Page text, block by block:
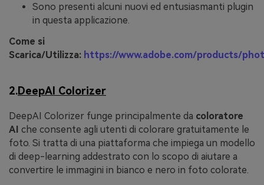
Sono presenti alcuni nuovi ed entusiasmanti plugin
in questa applicazione.
Come si
Scarica/Utilizza: https://www.adobe.com/products/
2.DeepAI Colorizer
DeepAI Colorizer funge principalmente da coloratore
AI che consente agli utenti di colorare gratuitamente le
foto. Si tratta di una piattaforma che impiega un modello
di deep-learning addestrato con lo scopo di aiutare a
convertire le immagini in bianco e nero in foto colorate.